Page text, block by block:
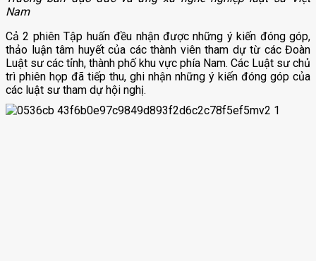
Nam
Cả 2 phiên Tập huấn đều nhận được những ý kiến đóng góp,
thảo luận tâm huyết của các thành viên tham dự từ các Đoàn
Luật sư các tỉnh, thành phố khu vực phía Nam. Các Luật sư chủ
trì phiên họp đã tiếp thu, ghi nhận những ý kiến đóng góp của
các luật sư tham dự hội nghị.